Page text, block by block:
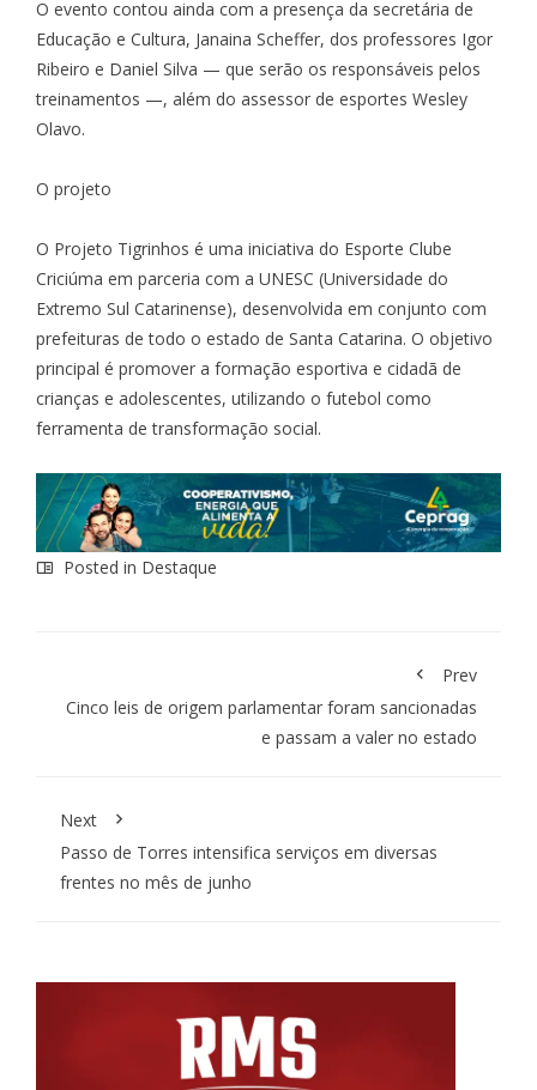
O evento contou ainda com a presença da secretária de
Educação e Cultura, Janaina Scheffer, dos professores Igor
Ribeiro e Daniel Silva — que serão os responsáveis pelos
treinamentos —, além do assessor de esportes Wesley
Olavo.
O projeto
O Projeto Tigrinhos é uma iniciativa do Esporte Clube
Criciúma em parceria com a UNESC (Universidade do
Extremo Sul Catarinense), desenvolvida em conjunto com
prefeituras de todo o estado de Santa Catarina. O objetivo
principal é promover a formação esportiva e cidadã de
crianças e adolescentes, utilizando o futebol como
ferramenta de transformação social.
Posted in Destaque
Prev
Cinco leis de origem parlamentar foram sancionadas
e passam a valer no estado
Next
Passo de Torres intensifica serviços em diversas
frentes no mês de junho